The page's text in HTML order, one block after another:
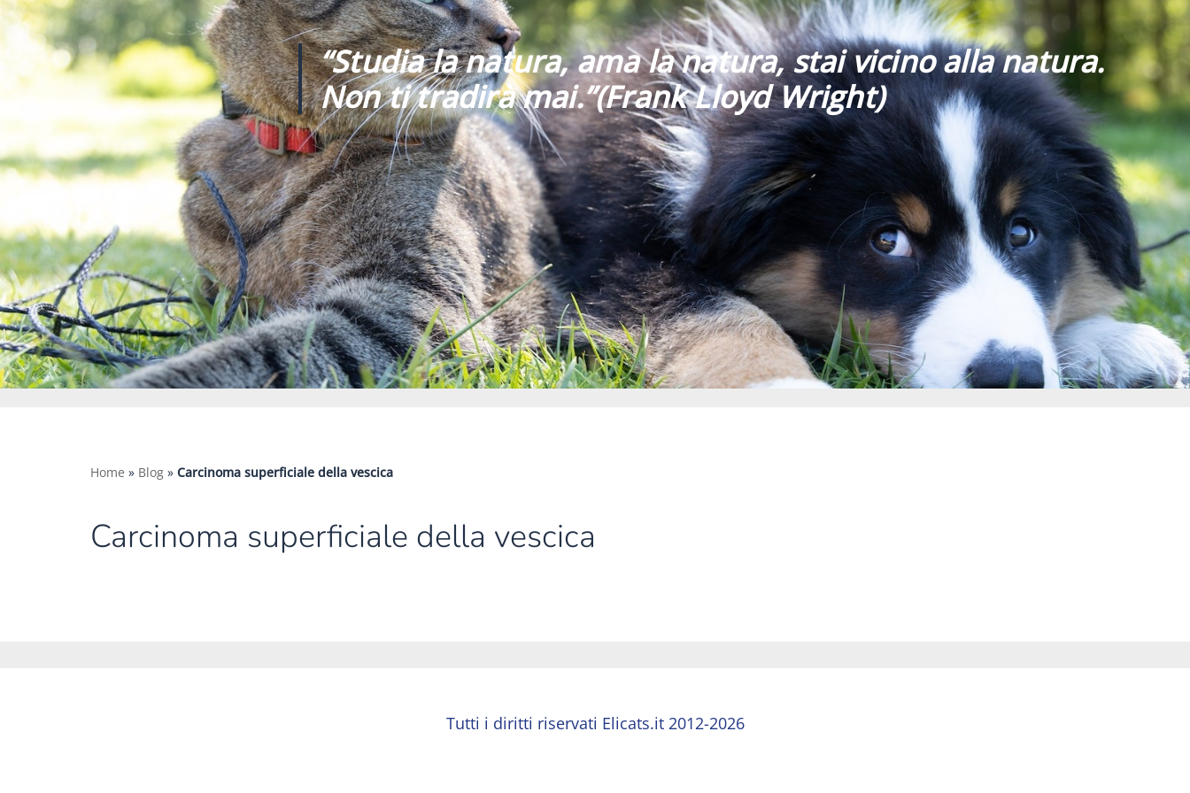
“Studia la natura, ama la natura, stai vicino alla natura.
Non ti tradirà mai.”(Frank Lloyd Wright)
Home » Blog » Carcinoma superficiale della vescica
Carcinoma superficiale della vescica
Tutti i diritti riservati Elicats.it 2012-2026